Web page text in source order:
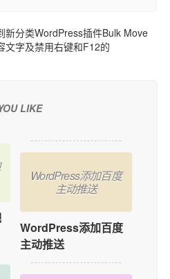
新分类WordPress插件Bulk Move
文字及禁用右键和F12的
LIKE
WordPress添加百度
主动推送
WordPress添加百度
主动推送